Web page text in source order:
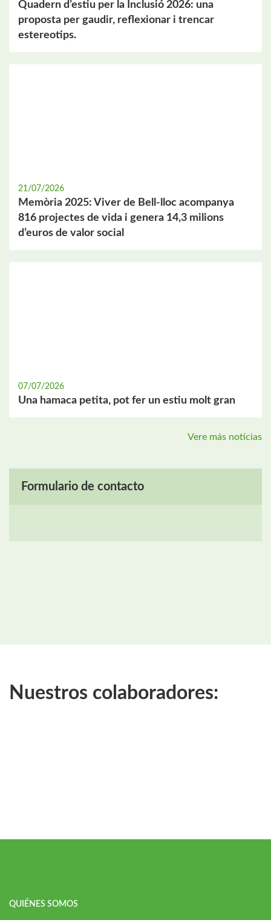
Quadern d’estiu per la Inclusió 2026: una
proposta per gaudir, reflexionar i trencar
estereotips.
21/07/2026
Memòria 2025: Viver de Bell-lloc acompanya
816 projectes de vida i genera 14,3 milions
d’euros de valor social
07/07/2026
Una hamaca petita, pot fer un estiu molt gran
Vere más notícias
Formulario de contacto
Nuestros colaboradores:
QUIÉNES SOMOS